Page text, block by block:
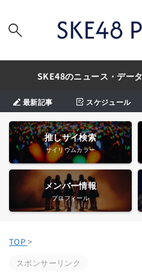
SKE48のニュース・デー
最新記事 スケジュール
推しサイ検索
サイリウムカラー
メンバー情報
プロフィール
TOP >
スポンサーリンク